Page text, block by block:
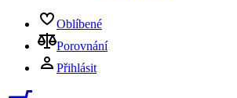
Oblíbené
Porovnání
Přihlásit